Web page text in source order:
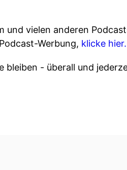
und vielen anderen
Werbung, klicke hier.
bleiben - überall und